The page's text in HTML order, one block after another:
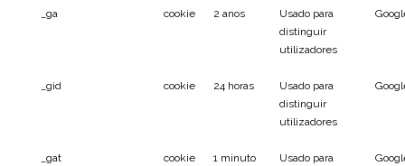
_ga cookie 2 anos
Usado para
distinguir
utilizadores
_gid cookie 24 horas
Usado para
distinguir
utilizadores
_gat cookie 1 minuto
Usado para